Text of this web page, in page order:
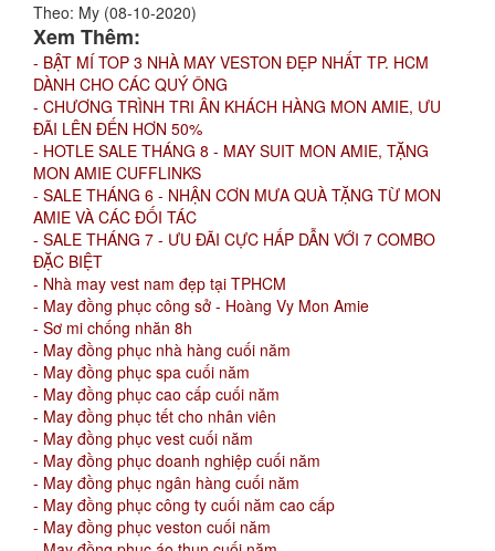
Theo: My (08-10-2020)
Xem Thêm:
- BẬT MÍ TOP 3 NHÀ MAY VESTON ĐẸP NHẤT TP. HCM
DÀNH CHO CÁC QUÝ ÔNG
- CHƯƠNG TRÌNH TRI ÂN KHÁCH HÀNG MON AMIE, ƯU
ĐÃI LÊN ĐẾN HƠN 50%
- HOTLE SALE THÁNG 8 - MAY SUIT MON AMIE, TẶNG
MON AMIE CUFFLINKS
- SALE THÁNG 6 - NHẬN CƠN MƯA QUÀ TẶNG TỪ MON
AMIE VÀ CÁC ĐỐI TÁC
- SALE THÁNG 7 - ƯU ĐÃI CỰC HẤP DẪN VỚI 7 COMBO
ĐẶC BIỆT
- Nhà may vest nam đẹp tại TPHCM
- May đồng phục công sở - Hoàng Vy Mon Amie
- Sơ mi chống nhăn 8h
- May đồng phục nhà hàng cuối năm
- May đồng phục spa cuối năm
- May đồng phục cao cấp cuối năm
- May đồng phục tết cho nhân viên
- May đồng phục vest cuối năm
- May đồng phục doanh nghiệp cuối năm
- May đồng phục ngân hàng cuối năm
- May đồng phục công ty cuối năm cao cấp
- May đồng phục veston cuối năm